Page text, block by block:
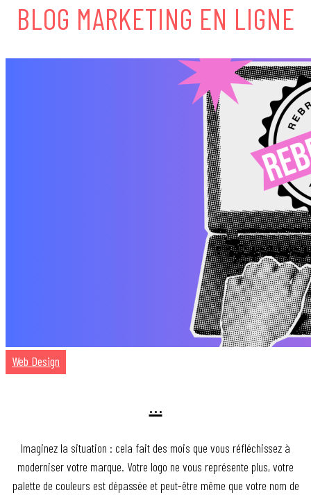
BLOG MARKETING EN LIGNE
Web Design
…
Imaginez la situation : cela fait des mois que vous réfléchissez à
moderniser votre marque. Votre logo ne vous représente plus, votre
palette de couleurs est dépassée et peut-être même que votre nom de